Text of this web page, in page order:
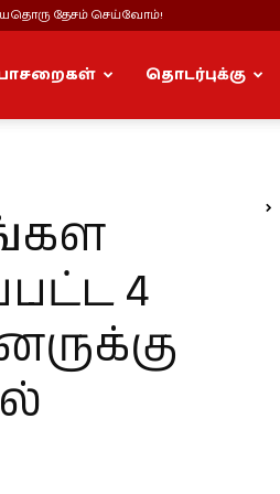
தேசம் செய்வோம்!
தொடர்புக்கு
4